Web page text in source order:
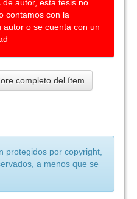
autor, esta tesis no
contamos con la
o se cuenta con un
completo del ítem
protegidos por copyright,
a menos que se